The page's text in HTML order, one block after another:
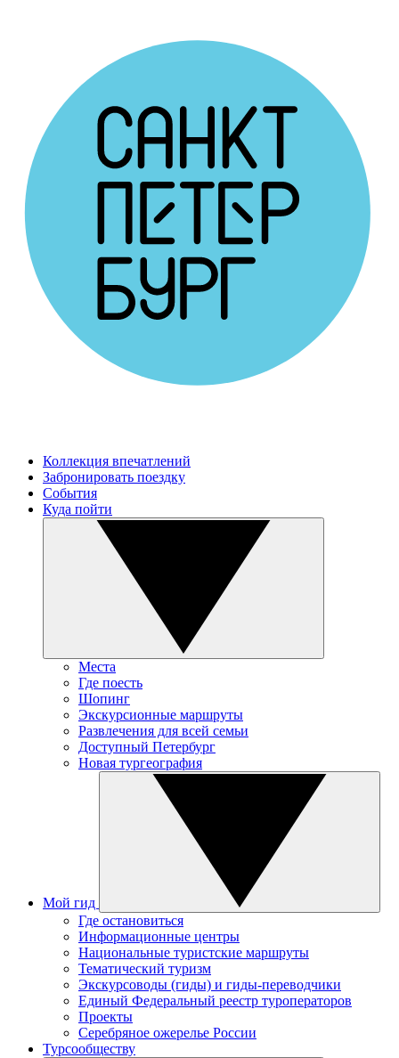
Коллекция впечатлений
Забронировать поездку
События
Куда пойти
Места
Где поесть
Шопинг
Экскурсионные маршруты
Развлечения для всей семьи
Доступный Петербург
Новая тургеография
Мой гид
Где остановиться
Информационные центры
Национальные туристские маршруты
Тематический туризм
Экскурсоводы (гиды) и гиды-переводчики
Единый Федеральный реестр туроператоров
Проекты
Серебряное ожерелье России
Турсообществу